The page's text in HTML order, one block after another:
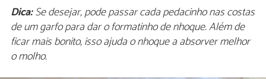
Dica:Se desejar, pode passar cada pedacinho nas costas
de um garfo para dar o formatinho de nhoque. Além de
ficar mais bonito, isso ajuda o nhoque a absorver melhor
o molho.